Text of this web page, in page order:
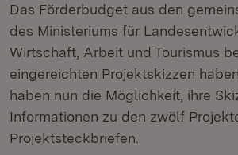
Das Förderbudget aus den
des Ministeriums für
Wirtschaft, Arbeit und Tourismus
eingereichten Projektskizzen
haben nun die Möglichkeit, ihre
Informationen zu den zwölf
Projektsteckbriefen.